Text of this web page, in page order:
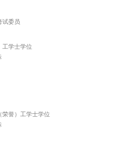
试委员
工学士学位
誉）工学士学位